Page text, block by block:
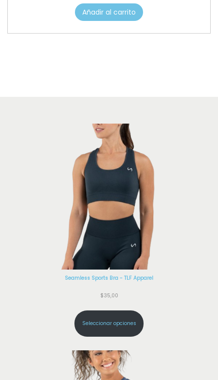
Añadir al carrito
Seamless Sports Bra - TLF Apparel
$35,00
Seleccionar opciones